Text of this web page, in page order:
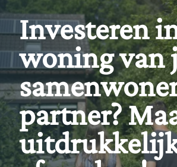
Erven & schenken
Ondernemen
Over de notaris
Rekenmodules
Investeren
woning van
partner?